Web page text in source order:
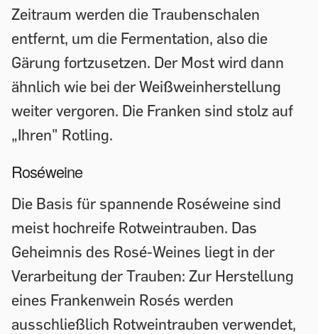
Zeitraum werden die Traubenschalen
entfernt, um die Fermentation, also die
Gärung fortzusetzen. Der Most wird dann
ähnlich wie bei der Weißweinherstellung
weiter vergoren. Die Franken sind stolz auf
„Ihren" Rotling.
Roséweine
Die Basis für spannende Roséweine sind
meist hochreife Rotweintrauben. Das
Geheimnis des Rosé-Weines liegt in der
Verarbeitung der Trauben: Zur Herstellung
eines Frankenwein Rosés werden
ausschließlich Rotweintrauben verwendet,